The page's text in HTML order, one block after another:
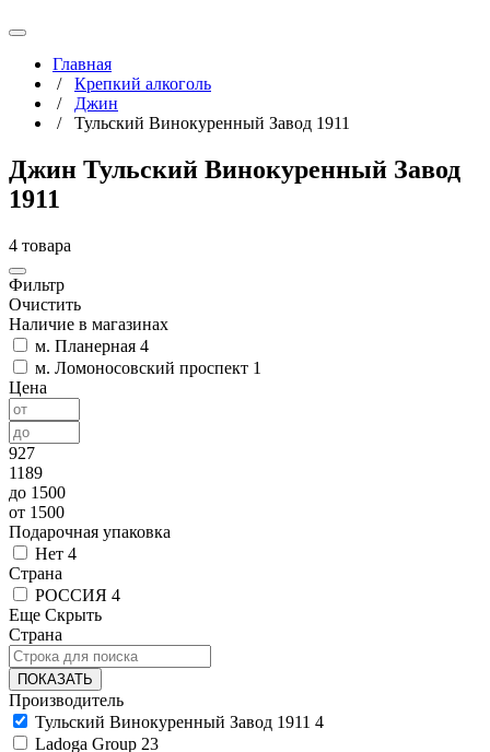
Главная
/ Крепкий алкоголь
/ Джин
/ Тульский Винокуренный Завод 1911
Джин Тульский Винокуренный Завод
1911
4 товара
Фильтр
Очистить
Наличие в магазинах
м. Планерная 4
м. Ломоносовский проспект 1
Цена
927
1189
до 1500
от 1500
Подарочная упаковка
Нет 4
Страна
РОССИЯ 4
Еще Скрыть
Страна
ПОКАЗАТЬ
Производитель
Тульский Винокуренный Завод 1911 4
Ladoga Group 23